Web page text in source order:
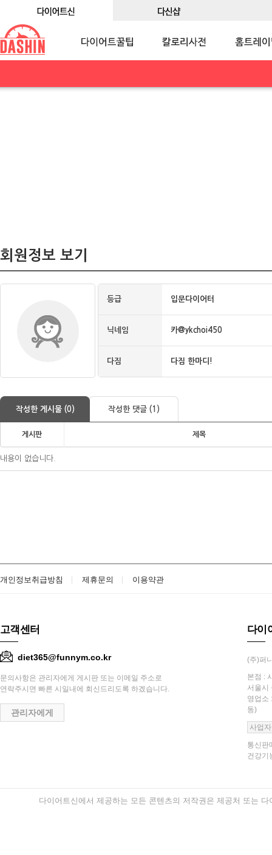
회원정보 보기
등급 입문다이어터
닉네임 카@ykchoi450
다짐 다짐 한마디!
작성한 게시물 (0) 작성한 댓글 (1)
게시판 제목
내용이 없습니다.
개인정보취급방침 제휴문의 이용약관
고객센터
diet365@funnym.co.kr
문의사항은 관리자에게 게시판 또는 이메일 주소로
연락주시면 빠른 시일내에 회신드리도록 하겠습니다.
관리자에게
다이
(주)퍼
본점 :
서울시
영업소
동)
사업
통신판
건강기
다이어트신에서 제공하는 모든 콘텐츠의 저작권은 제공처 또는